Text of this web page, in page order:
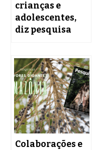
crianças e
adolescentes,
diz pesquisa
Colaborações e